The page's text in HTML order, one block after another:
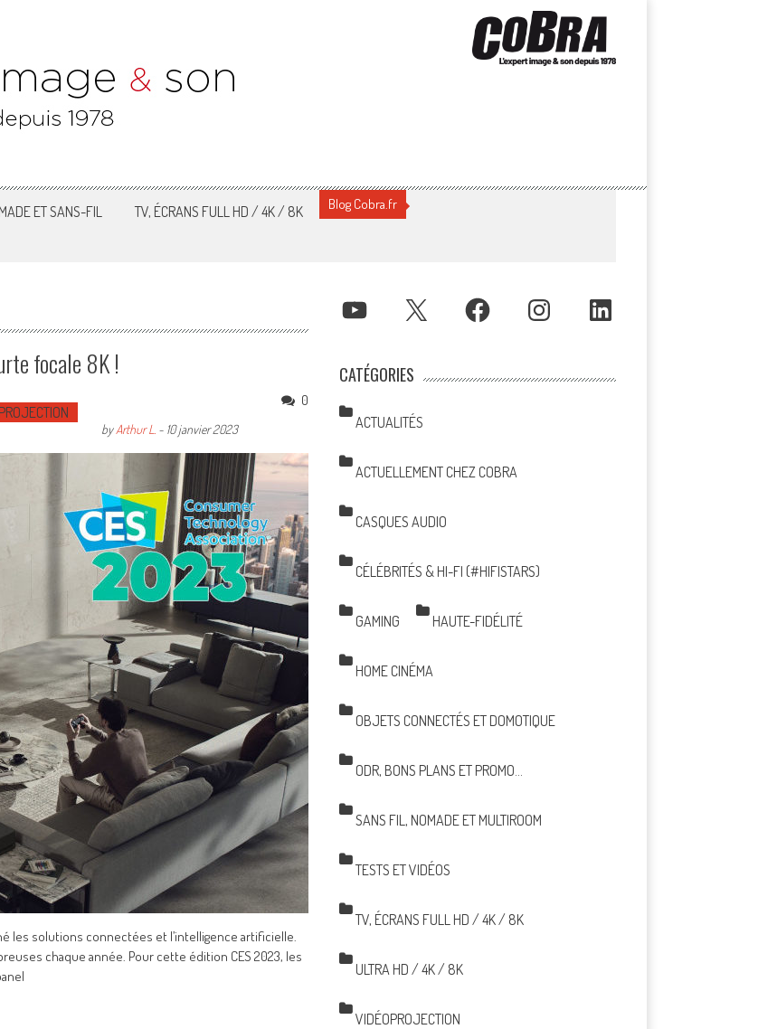
ET SANS-FIL TV, ÉCRANS FULL HD / 4K / 8K Blog Cobra.fr
focale 8K !
byArthur L. - 10 janvier 2023
0
les solutions connectées et l’intelligence artificielle.
chaque année. Pour cette édition CES 2023, les
YOUTUBE X FACEBOOK INSTAGRAM LINKEDIN
CATÉGORIES
ACTUALITÉS
ACTUELLEMENT CHEZ COBRA
CASQUES AUDIO
CÉLÉBRITÉS & HI-FI (#HIFISTARS)
GAMING HAUTE-FIDÉLITÉ
HOME CINÉMA
OBJETS CONNECTÉS ET DOMOTIQUE
ODR, BONS PLANS ET PROMO…
SANS FIL, NOMADE ET MULTIROOM
TESTS ET VIDÉOS
TV, ÉCRANS FULL HD / 4K / 8K
ULTRA HD / 4K / 8K
VIDÉOPROJECTION